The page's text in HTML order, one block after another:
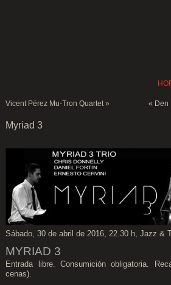
Vicent Pérez Mu-Tron Quartet» « Den
Myriad 3
Sábado, 30 de abril de 2016, 22.30 h, Jazz &
MYRIAD 3
Entrada libre. Consumición obligatoria.
cenas).